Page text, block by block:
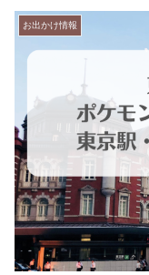
お出かけ情報